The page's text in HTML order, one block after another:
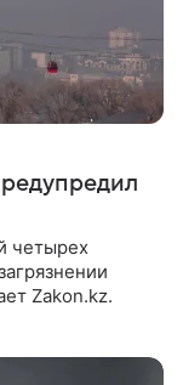
четырех
Zakon.kz.